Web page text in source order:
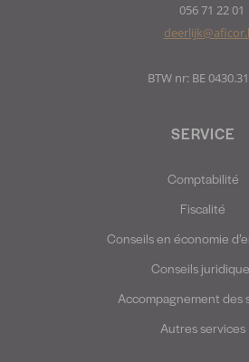
SERVICE
Comptabilité
Fiscalité
Conseils en économie
Conseils
Accompagnement des
Autres services
056 71 22 01
BTW nr: BE